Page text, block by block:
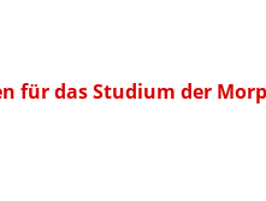
für das Studium der